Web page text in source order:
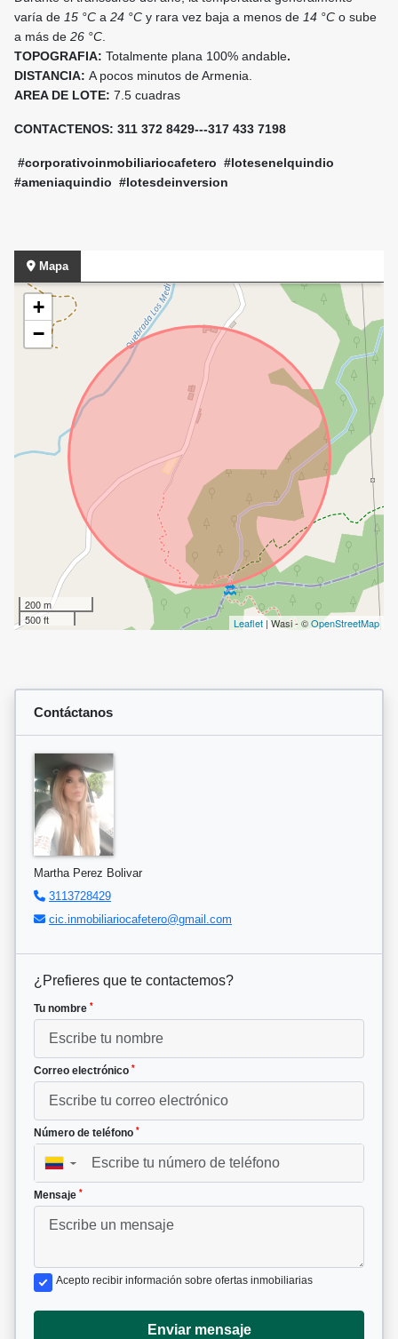
varía de 15 °C a 24 °C y rara vez baja a menos de 14 °C o sube
a más de 26 °C
TOPOGRAFIA: Totalmente plana 100% andable.
DISTANCIA: A pocos minutos de Armenia.
AREA DE LOTE: 7.5 cuadras
CONTACTENOS: 311 372 8429---317 433 7198
#corporativoinmobiliariocafetero #lotesenelquindio
#ameniaquindio #lotesdeinversion
Mapa
+
−
200 m
500 ft
Leaflet | Wasi - ©OpenStreetMap
Contáctanos
Martha Perez Bolivar
3113728429
cic.inmobiliariocafetero@gmail.com
¿Prefieres que te contactemos?
Tu nombre *
Correo electrónico *
Número de teléfono *
▼
Mensaje *
Acepto recibir información sobre ofertas inmobiliarias
Enviar mensaje